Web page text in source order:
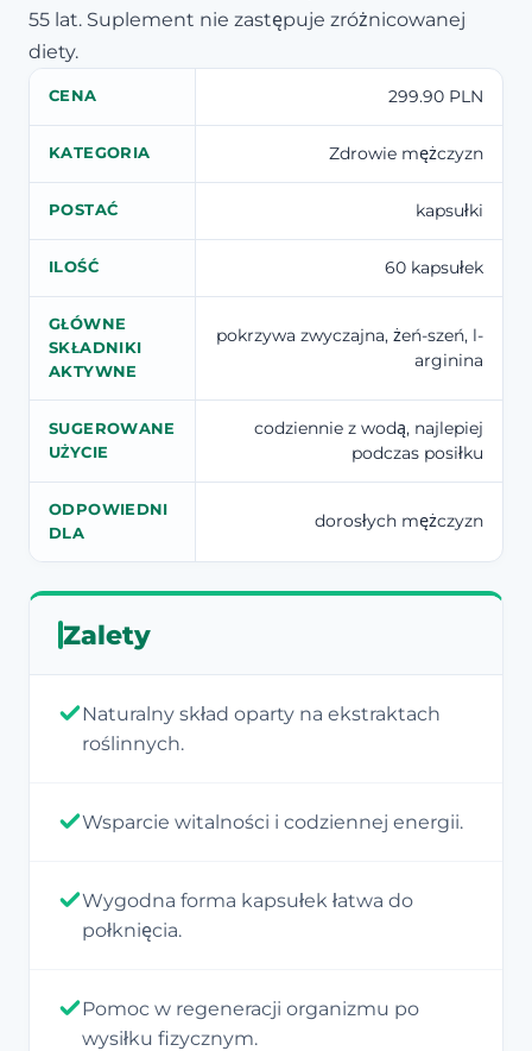
55 lat. Suplement nie zastępuje zróżnicowanej
diety.
CENA 299.90 PLN
KATEGORIA Zdrowie mężczyzn
POSTAĆ kapsułki
ILOŚĆ 60 kapsułek
GŁÓWNE
SKŁADNIKI
AKTYWNE
pokrzywa zwyczajna, żeń-szeń, l-
arginina
SUGEROWANE
UŻYCIE
codziennie z wodą, najlepiej
podczas posiłku
ODPOWIEDNI
DLA
dorosłych mężczyzn
Zalety
Naturalny skład oparty na ekstraktach
roślinnych.
Wsparcie witalności i codziennej energii.
Wygodna forma kapsułek łatwa do
połknięcia.
Pomoc w regeneracji organizmu po
wysiłku fizycznym.